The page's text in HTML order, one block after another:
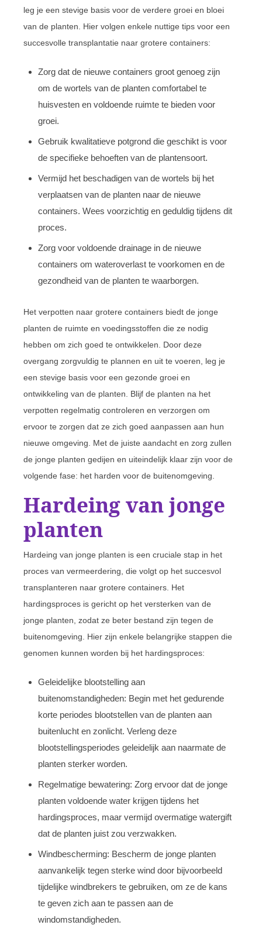
leg je een stevige basis voor de verdere groei en bloei
van de planten. Hier volgen enkele nuttige tips voor een
succesvolle transplantatie naar grotere containers:
Zorg dat de nieuwe containers groot genoeg zijn
om de wortels van de planten comfortabel te
huisvesten en voldoende ruimte te bieden voor
groei.
Gebruik kwalitatieve potgrond die geschikt is voor
de specifieke behoeften van de plantensoort.
Vermijd het beschadigen van de wortels bij het
verplaatsen van de planten naar de nieuwe
containers. Wees voorzichtig en geduldig tijdens dit
proces.
Zorg voor voldoende drainage in de nieuwe
containers om wateroverlast te voorkomen en de
gezondheid van de planten te waarborgen.
Het verpotten naar grotere containers biedt de jonge
planten de ruimte en voedingsstoffen die ze nodig
hebben om zich goed te ontwikkelen. Door deze
overgang zorgvuldig te plannen en uit te voeren, leg je
een stevige basis voor een gezonde groei en
ontwikkeling van de planten. Blijf de planten na het
verpotten regelmatig controleren en verzorgen om
ervoor te zorgen dat ze zich goed aanpassen aan hun
nieuwe omgeving. Met de juiste aandacht en zorg zullen
de jonge planten gedijen en uiteindelijk klaar zijn voor de
volgende fase: het harden voor de buitenomgeving.
Hardeing van jonge
planten
Hardeing van jonge planten is een cruciale stap in het
proces van vermeerdering, die volgt op het succesvol
transplanteren naar grotere containers. Het
hardingsproces is gericht op het versterken van de
jonge planten, zodat ze beter bestand zijn tegen de
buitenomgeving. Hier zijn enkele belangrijke stappen die
genomen kunnen worden bij het hardingsproces:
Geleidelijke blootstelling aan
buitenomstandigheden: Begin met het gedurende
korte periodes blootstellen van de planten aan
buitenlucht en zonlicht. Verleng deze
blootstellingsperiodes geleidelijk aan naarmate de
planten sterker worden.
Regelmatige bewatering: Zorg ervoor dat de jonge
planten voldoende water krijgen tijdens het
hardingsproces, maar vermijd overmatige watergift
dat de planten juist zou verzwakken.
Windbescherming: Bescherm de jonge planten
aanvankelijk tegen sterke wind door bijvoorbeeld
tijdelijke windbrekers te gebruiken, om ze de kans
te geven zich aan te passen aan de
windomstandigheden.